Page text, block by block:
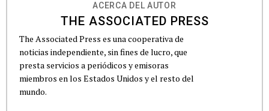
ACERCA DEL AUTOR
THE ASSOCIATED PRESS
The Associated Press es una cooperativa de
noticias independiente, sin fines de lucro, que
presta servicios a periódicos y emisoras
miembros en los Estados Unidos y el resto del
mundo.